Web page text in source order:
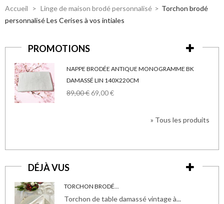
Accueil > Linge de maison brodé personnalisé > Torchon brodé
personnalisé Les Cerises à vos intiales
PROMOTIONS
NAPPE BRODÉE ANTIQUE MONOGRAMME BK
DAMASSÉ LIN 140X220CM
89,00 €69,00 €
» Tous les produits
DÉJÀ VUS
TORCHON BRODÉ...
Torchon de table damassé vintage à...